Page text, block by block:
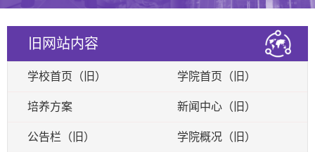
旧网站内容
学校首页（旧） 学院首页（旧）
培养方案 新闻中心（旧）
公告栏（旧） 学院概况（旧）